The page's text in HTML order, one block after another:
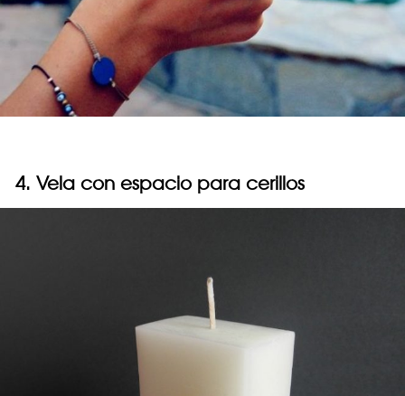
4. Vela con espacio para cerillos